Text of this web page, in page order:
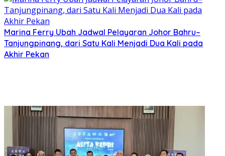
Marina Ferry Ubah Jadwal Pelayaran Johor Bahru–
Tanjungpinang, dari Satu Kali Menjadi Dua Kali pada
Akhir Pekan